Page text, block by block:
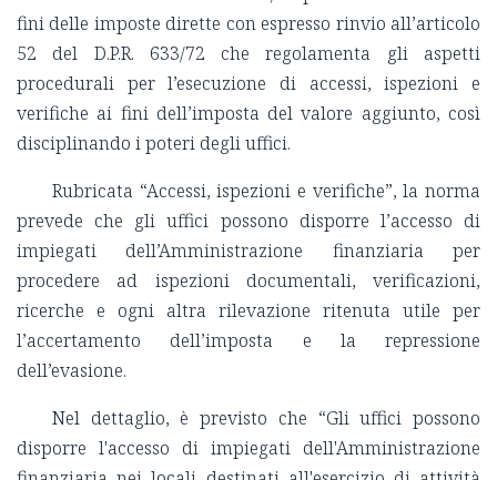
fini delle imposte dirette con espresso rinvio all’articolo
52 del D.P.R. 633/72 che regolamenta gli aspetti
procedurali per l’esecuzione di accessi, ispezioni e
verifiche ai fini dell’imposta del valore aggiunto, così
disciplinando i poteri degli uffici.
Rubricata “Accessi, ispezioni e verifiche”, la norma
prevede che gli uffici possono disporre l’accesso di
impiegati dell’Amministrazione finanziaria per
procedere ad ispezioni documentali, verificazioni,
ricerche e ogni altra rilevazione ritenuta utile per
l’accertamento dell’imposta e la repressione
dell’evasione.
Nel dettaglio, è previsto che “Gli uffici possono
disporre l'accesso di impiegati dell'Amministrazione